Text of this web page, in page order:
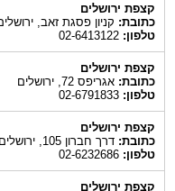
קצפת ירושלים
כתובת:קניון פסגת זאב, ירושלים
טלפון:02-6413122
קצפת ירושלים
כתובת:אגריפס 72, ירושלים
טלפון:02-6791833
קצפת ירושלים
כתובת:דרך חברון 105, ירושלים
טלפון:02-6232686
קצפת ירושלים